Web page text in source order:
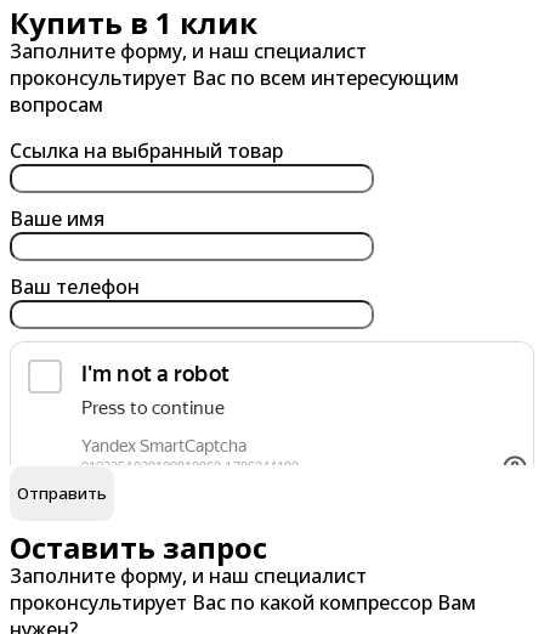
Александров
Альметьевск
Анапа
Арзамас
Армавир
Архангельск
Астрахань
Ачинск
Балашиха
Барнаул
Бийск
Благовещенск
Борисоглебск
Братск
Брянск
В
Великий Новгород
Владивосток
Владикавказ
Глазов
Горно-Алтайск
Купить в 1 клик
Заполните форму, и наш специалист
проконсультирует Вас по всем интересующим
вопросам
Ссылка на выбранный товар
Ваше имя
Ваш телефон
Я согласен наобработку персональных данных
Оставить запрос
Заполните форму, и наш специалист
проконсультирует Вас по какой компрессор Вам